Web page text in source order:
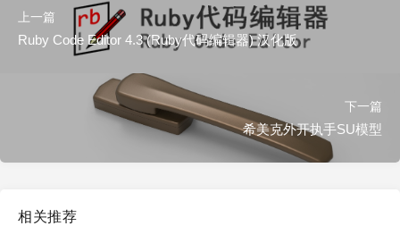
上一篇
Ruby Code Editor 4.3 (Ruby代码编辑器) 汉化版
下一篇
希美克外开执手SU模型
相关推荐